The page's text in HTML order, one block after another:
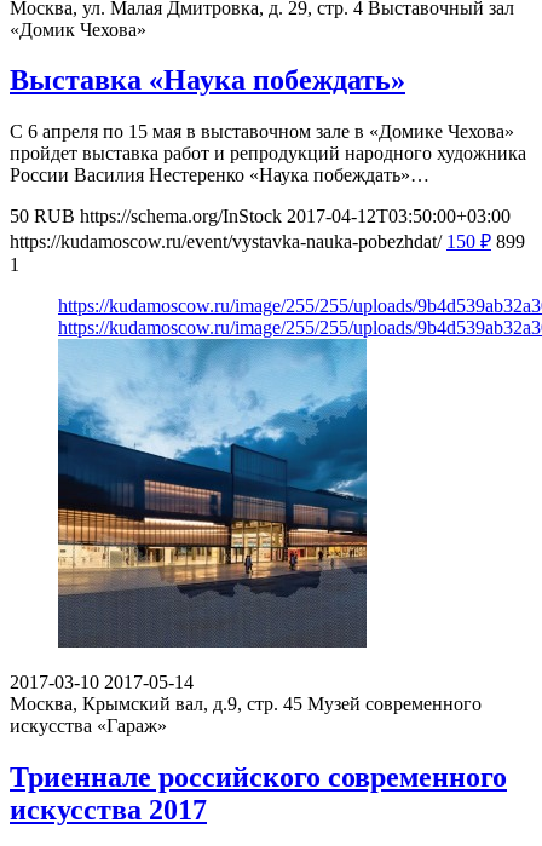
Москва, ул. Малая Дмитровка, д. 29, стр. 4 Выставочный зал
«Домик Чехова»
Выставка «Наука побеждать»
С 6 апреля по 15 мая в выставочном зале в «Домике Чехова»
пройдет выставка работ и репродукций народного художника
России Василия Нестеренко «Наука побеждать»…
50 RUB https://schema.org/InStock 2017-04-12T03:50:00+03:00
https://kudamoscow.ru/event/vystavka-nauka-pobezhdat/ 150 ₽ 899
1
https://kudamoscow.ru/image/255/255/uploads/
https://kudamoscow.ru/image/255/255/uploads/
2017-03-10 2017-05-14
Москва, Крымский вал, д.9, стр. 45 Музей современного
искусства «Гараж»
Триеннале российского современного
искусства 2017